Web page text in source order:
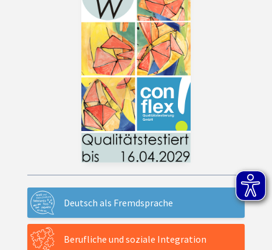
Deutsch als Fremdsprache
Berufliche und soziale Integration